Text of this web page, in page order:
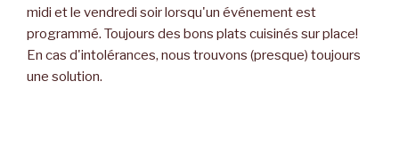
midi et le vendredi soir lorsqu'un événement est
programmé. Toujours des bons plats cuisinés sur place!
En cas d'intolérances, nous trouvons (presque) toujours
une solution.